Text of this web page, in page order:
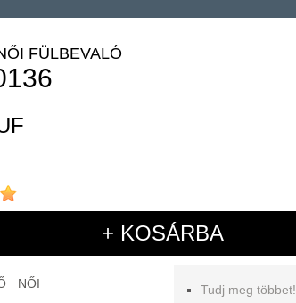
FÜLBEVALÓ
+ KOSÁRBA
Tudj meg többet!
NŐI